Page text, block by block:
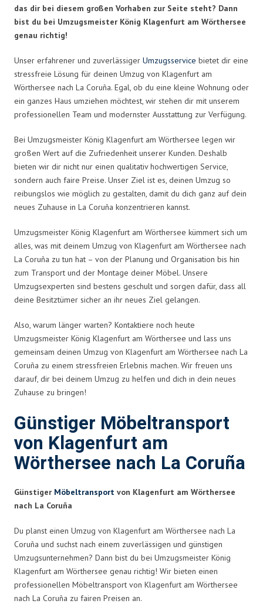
das dir bei diesem großen Vorhaben zur Seite steht? Dann
bist du bei Umzugsmeister König Klagenfurt am Wörthersee
genau richtig!
Unser erfahrener und zuverlässiger Umzugsservice bietet dir eine
stressfreie Lösung für deinen Umzug von Klagenfurt am
Wörthersee nach La Coruña. Egal, ob du eine kleine Wohnung oder
ein ganzes Haus umziehen möchtest, wir stehen dir mit unserem
professionellen Team und modernster Ausstattung zur Verfügung.
Bei Umzugsmeister König Klagenfurt am Wörthersee legen wir
großen Wert auf die Zufriedenheit unserer Kunden. Deshalb
bieten wir dir nicht nur einen qualitativ hochwertigen Service,
sondern auch faire Preise. Unser Ziel ist es, deinen Umzug so
reibungslos wie möglich zu gestalten, damit du dich ganz auf dein
neues Zuhause in La Coruña konzentrieren kannst.
Umzugsmeister König Klagenfurt am Wörthersee kümmert sich um
alles, was mit deinem Umzug von Klagenfurt am Wörthersee nach
La Coruña zu tun hat – von der Planung und Organisation bis hin
zum Transport und der Montage deiner Möbel. Unsere
Umzugsexperten sind bestens geschult und sorgen dafür, dass all
deine Besitztümer sicher an ihr neues Ziel gelangen.
Also, warum länger warten? Kontaktiere noch heute
Umzugsmeister König Klagenfurt am Wörthersee und lass uns
gemeinsam deinen Umzug von Klagenfurt am Wörthersee nach La
Coruña zu einem stressfreien Erlebnis machen. Wir freuen uns
darauf, dir bei deinem Umzug zu helfen und dich in dein neues
Zuhause zu bringen!
Günstiger Möbeltransport
von Klagenfurt am
Wörthersee nach La Coruña
Günstiger Möbeltransport von Klagenfurt am Wörthersee
nach La Coruña
Du planst einen Umzug von Klagenfurt am Wörthersee nach La
Coruña und suchst nach einem zuverlässigen und günstigen
Umzugsunternehmen? Dann bist du bei Umzugsmeister König
Klagenfurt am Wörthersee genau richtig! Wir bieten einen
professionellen Möbeltransport von Klagenfurt am Wörthersee
nach La Coruña zu fairen Preisen an.